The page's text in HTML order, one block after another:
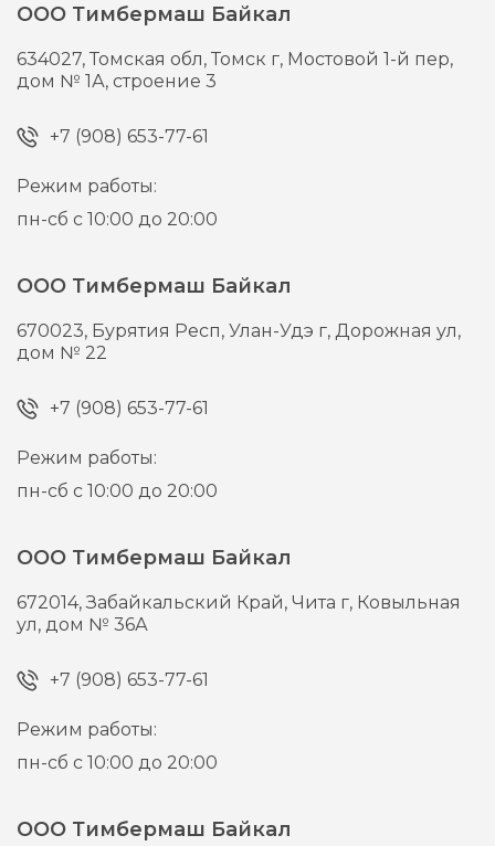
ООО Тимбермаш Байкал
634027,Томская обл, Томск г, Мостовой 1-й пер,
дом № 1А, строение 3
+7 (908) 653-77-61
Режим работы:
пн-сб с 10:00 до 20:00
ООО Тимбермаш Байкал
670023, Бурятия Респ, Улан-Удэ г,Дорожная ул,
дом № 22
+7 (908) 653-77-61
Режим работы:
пн-сб с 10:00 до 20:00
ООО Тимбермаш Байкал
672014,Забайкальский Край, Чита г, Ковыльная
ул, дом № 36А
+7 (908) 653-77-61
Режим работы:
пн-сб с 10:00 до 20:00
ООО Тимбермаш Байкал